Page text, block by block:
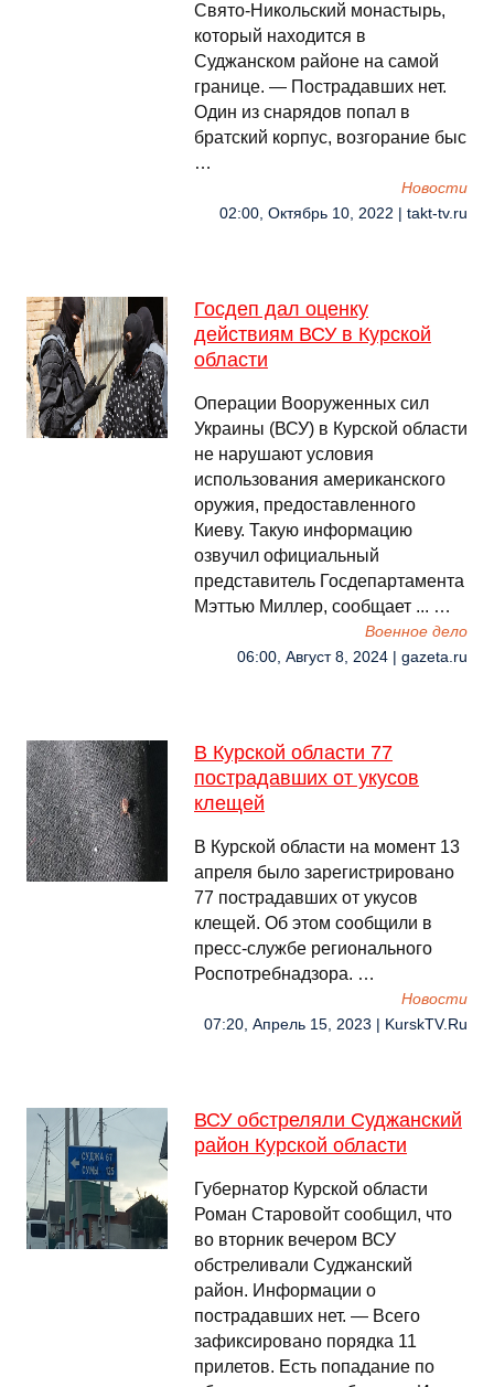
Свято-Никольский монастырь,
который находится в
Суджанском районе на самой
границе. — Пострадавших нет.
Один из снарядов попал в
братский корпус, возгорание быс
…
Новости
02:00, Октябрь 10, 2022 | takt-tv.ru
Госдеп дал оценку
действиям ВСУ в Курской
области
Операции Вооруженных сил
Украины (ВСУ) в Курской области
не нарушают условия
использования американского
оружия, предоставленного
Киеву. Такую информацию
озвучил официальный
представитель Госдепартамента
Мэттью Миллер, сообщает ... …
Военное дело
06:00, Август 8, 2024 | gazeta.ru
В Курской области 77
пострадавших от укусов
клещей
В Курской области на момент 13
апреля было зарегистрировано
77 пострадавших от укусов
клещей. Об этом сообщили в
пресс-службе регионального
Роспотребнадзора. …
Новости
07:20, Апрель 15, 2023 | KurskTV.Ru
ВСУ обстреляли Суджанский
район Курской области
Губернатор Курской области
Роман Старовойт сообщил, что
во вторник вечером ВСУ
обстреливали Суджанский
район. Информации о
пострадавших нет. — Всего
зафиксировано порядка 11
прилетов. Есть попадание по